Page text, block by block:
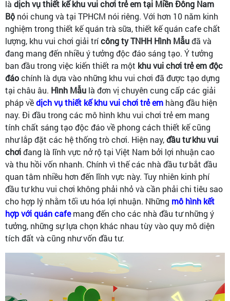
là dịch vụ thiết kế khu vui chơi trẻ em tại Miền Đông Nam
Bộ nói chung và tại TPHCM nói riêng. Với hơn 10 năm kinh
nghiệm trong thiết kế quán trà sữa, thiết kế quán cafe chất
lượng, khu vui chơi giải trícông ty TNHH Hình Mẫuđã và
đang mang đến nhiều ý tưởng độc đáo sáng tạo. Ý tưởng
ban đầu trong việc kiến thiết ra một khu vui chơi trẻ em độc
đáochính là dựa vào những khu vui chơi đã được tạo dựng
tại châu âu. Hình Mẫu là đơn vị chuyên cung cấp các giải
pháp vềdịch vụ thiết kế khu vui chơi trẻ em hàng đầu hiện
nay. Đi đầu trong các mô hình khu vui chơi trẻ em mang
tính chất sáng tạo độc đáo về phong cách thiết kế cũng
như lắp đặt các hệ thống trò chơi. Hiện nay,đầu tư khu vui
chơiđang là lĩnh vực nở rộ tại Việt Nam bởi lợi nhuận cao
và thu hồi vốn nhanh. Chính vì thế các nhà đầu tư bắt đầu
quan tâm nhiều hơn đến lĩnh vực này. Tuy nhiên kinh phí
đầu tư khu vui chơi không phải nhỏ và cần phải chi tiêu sao
cho hợp lý nhằm tối ưu hóa lợi nhuận. Những mô hình kết
hợp với quán cafemang đến cho các nhà đầu tư những ý
tưởng, những sự lựa chọn khác nhau tùy vào quy mô diện
tích đất và cũng như vốn đầu tư.